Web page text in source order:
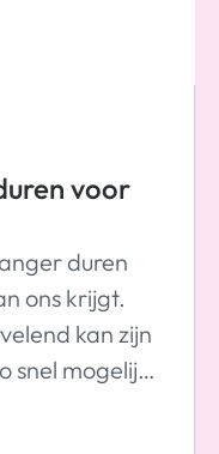
voor
duren
ons krijgt.
kan zijn
snel mogelijk